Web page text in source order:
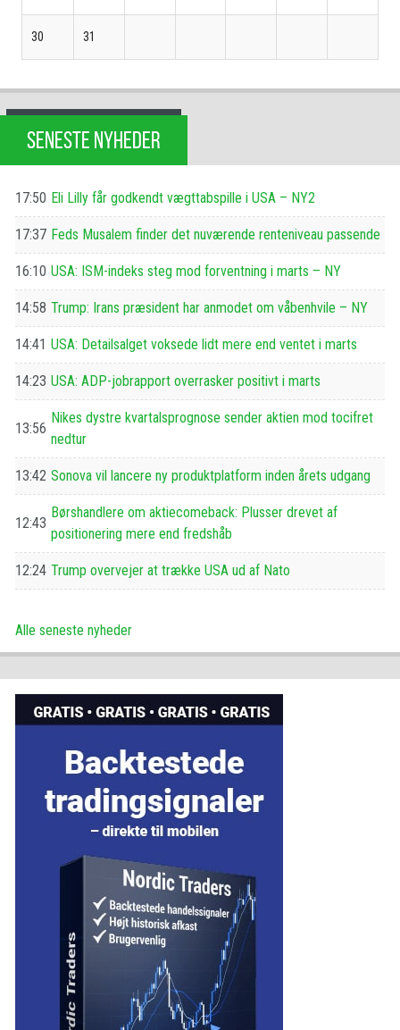
30 31
SENESTE NYHEDER
17:50 Eli Lilly får godkendt vægttabspille i USA – NY2
17:37 Feds Musalem finder det nuværende renteniveau passende
16:10 USA: ISM-indeks steg mod forventning i marts – NY
14:58 Trump: Irans præsident har anmodet om våbenhvile – NY
14:41 USA: Detailsalget voksede lidt mere end ventet i marts
14:23 USA: ADP-jobrapport overrasker positivt i marts
13:56
Nikes dystre kvartalsprognose sender aktien mod tocifret
nedtur
13:42 Sonova vil lancere ny produktplatform inden årets udgang
12:43
Børshandlere om aktiecomeback: Plusser drevet af
positionering mere end fredshåb
12:24 Trump overvejer at trække USA ud af Nato
Alle seneste nyheder